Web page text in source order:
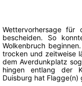
Wettervorhersage für
bescheiden. So
Wolkenbruch
trocken und zeitweise
dem Averdunkplatz
hingen entlang der
Duisburg hat Flagge(n)